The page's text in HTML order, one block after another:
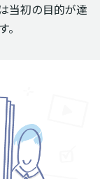
当初の目的が達